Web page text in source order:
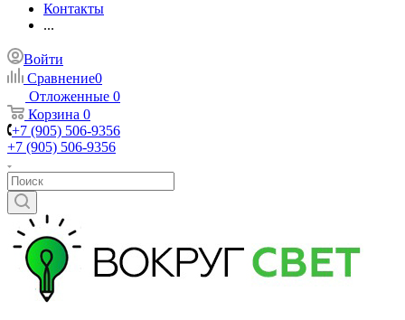
Контакты
...
Войти
Сравнение0
Отложенные 0
Корзина 0
+7 (905) 506-9356
+7 (905) 506-9356